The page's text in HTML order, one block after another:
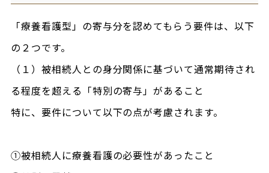
「療養看護型」の寄与分を認めてもらう要件は、以下
の２つです。
（１）被相続人との身分関係に基づいて通常期待され
る程度を超える「特別の寄与」があること
特に、要件について以下の点が考慮されます。
①被相続人に療養看護の必要性があったこと